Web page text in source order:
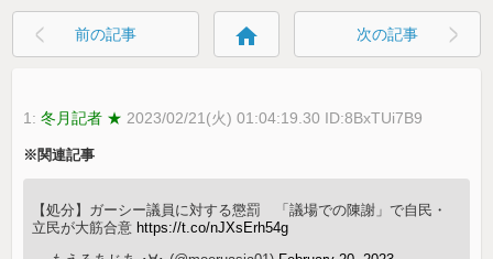
前の記事 home 次の記事
1:冬月記者 ★ 2023/02/21(火) 01:04:19.30 ID:8BxTUi7B9
※関連記事
【処分】ガーシー議員に対する懲罰 「議場での陳謝」で自民・
立民が大筋合意 https://t.co/nJXsErh54g